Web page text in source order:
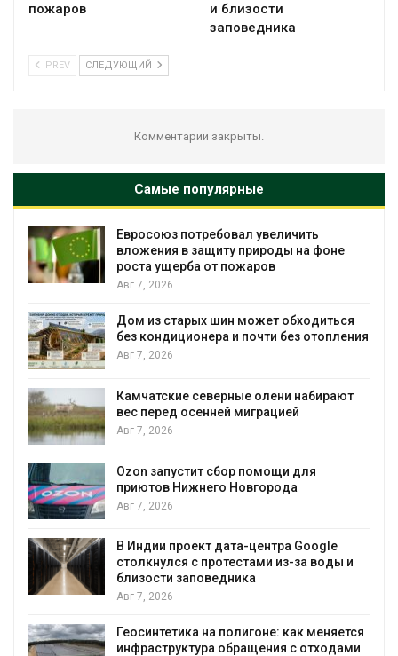
пожаров
и близости
заповедника
PREV СЛЕДУЮЩИЙ
Комментарии закрыты.
Самые популярные
Евросоюз потребовал увеличить
вложения в защиту природы на фоне
роста ущерба от пожаров
Авг 7, 2026
Дом из старых шин может обходиться
без кондиционера и почти без отопления
Авг 7, 2026
Камчатские северные олени набирают
вес перед осенней миграцией
Авг 7, 2026
Ozon запустит сбор помощи для
приютов Нижнего Новгорода
Авг 7, 2026
В Индии проект дата-центра Google
столкнулся с протестами из-за воды и
близости заповедника
Авг 7, 2026
Геосинтетика на полигоне: как меняется
инфраструктура обращения с отходами
Авг 7, 2026